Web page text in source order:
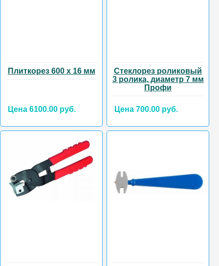
Плиткорез 600 х 16 мм
Цена 6100.00 руб.
Стеклорез роликовый
3 ролика, диаметр 7 мм
Профи
Цена 700.00 руб.